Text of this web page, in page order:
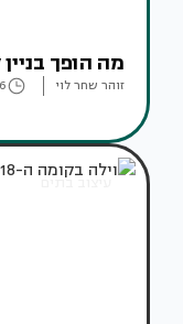
מה הופך
זוהר שחר לוי
עיצוב בתים